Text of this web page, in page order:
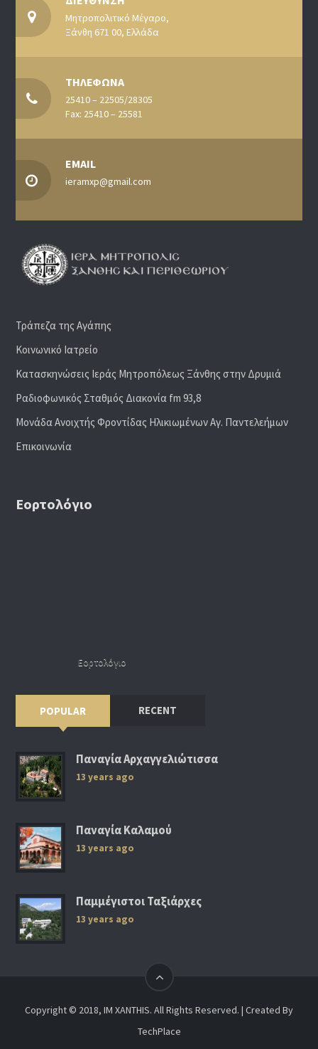
Μητροπολιτικό Μέγαρο,
Ξάνθη 671 00, Ελλάδα
ΤΗΛΕΦΩΝΑ
25410 – 22505/28305
Fax: 25410 – 25581
EMAIL
ieramxp@gmail.com
Τράπεζα της Αγάπης
Κοινωνικό Ιατρείο
Κατασκηνώσεις Ιεράς Μητροπόλεως Ξάνθης στην Δρυμιά
Ραδιoφωνικός Σταθμός Διακονία fm 93,8
Μονάδα Ανοιχτής Φροντίδας Ηλικιωμένων Αγ. Παντελεήμων
Επικοινωνία
Εορτολόγιο
Εορτολόγιο
POPULAR RECENT
Παναγία Αρχαγγελιώτισσα
13 years ago
Παναγία Καλαμού
13 years ago
Παμμέγιστοι Ταξιάρχες
13 years ago
Copyright © 2018, IM XANTHIS. All Rights Reserved. | Created By
TechPlace